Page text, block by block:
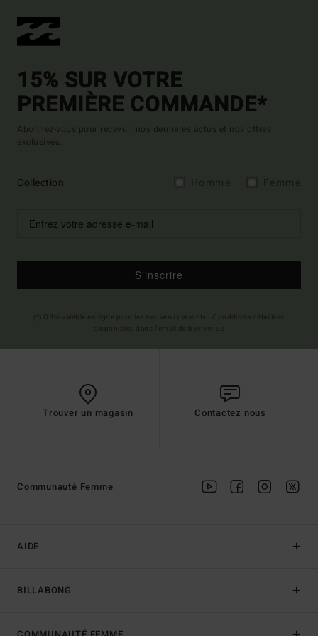
15% SUR VOTRE
PREMIÈRE COMMANDE*
Abonnez-vous pour recevoir nos dernières actus et nos offres
exclusives.
Collection
S'inscrire
Trouver un magasin Contactez nous
AIDE
BILLABONG
Communauté Femme